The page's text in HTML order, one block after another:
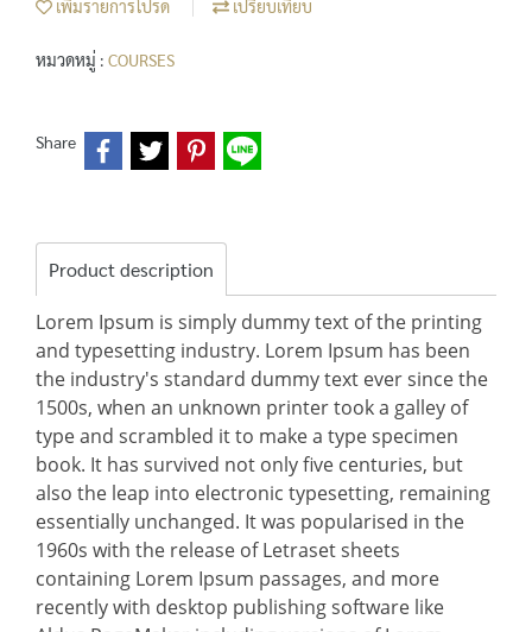
เพิ่มรายการโปรด เปรียบเทียบ
หมวดหมู่ : COURSES
Share
Product description
Lorem Ipsum is simply dummy text of the printing
and typesetting industry. Lorem Ipsum has been
the industry's standard dummy text ever since the
1500s, when an unknown printer took a galley of
type and scrambled it to make a type specimen
book. It has survived not only five centuries, but
also the leap into electronic typesetting, remaining
essentially unchanged. It was popularised in the
1960s with the release of Letraset sheets
containing Lorem Ipsum passages, and more
recently with desktop publishing software like